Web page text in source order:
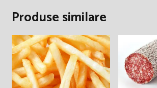
Produse similare